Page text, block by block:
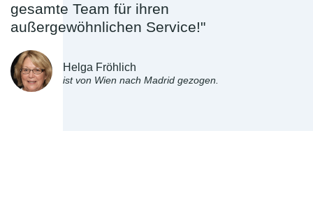
gesamte Team für ihren
außergewöhnlichen Service!"
Helga Fröhlich
ist von Wien nach Madrid gezogen.